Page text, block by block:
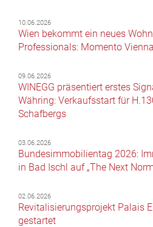
10.06.2026
Wien bekommt ein neues
Professionals: Momento Vienna
09.06.2026
WINEGG präsentiert erstes
Währing: Verkaufsstart für
Schafbergs
03.06.2026
Bundesimmobilientag 2026:
in Bad Ischl auf „The Next
02.06.2026
Revitalisierungsprojekt Palais
gestartet